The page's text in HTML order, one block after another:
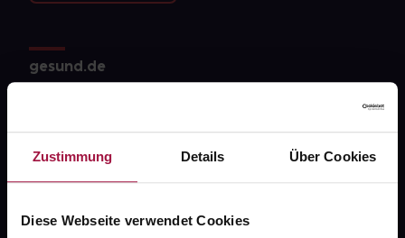
Zustimmung Details Über Cookies
Diese Webseite verwendet Cookies
gesund.de